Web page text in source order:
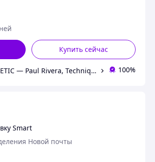
Купить сейчас
Продавец TRADE COSMETIC — Paul Rivera, Technique, Alfaparf Milano, Yellow Professional Украина 100%
Smart
Новой почты